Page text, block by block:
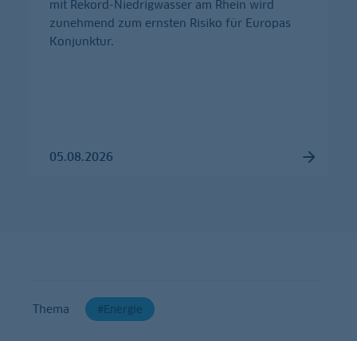
mit Rekord-Niedrigwasser am Rhein wird
zunehmend zum ernsten Risiko für Europas
Konjunktur.
05.08.2026
Thema Energie